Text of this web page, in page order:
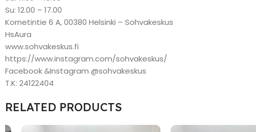
Su: 12.00 – 17.00
Kornetintie 6 A, 00380 Helsinki – Sohvakeskus
HsAura
www.sohvakeskus.fi
https://www.instagram.com/sohvakeskus/
Facebook &Instagram @sohvakeskus
T.K: 24122404
RELATED PRODUCTS